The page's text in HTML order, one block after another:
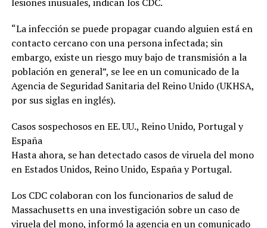
“La infección se puede propagar cuando alguien está en
contacto cercano con una persona infectada; sin
embargo, existe un riesgo muy bajo de transmisión a la
población en general”, se lee en un comunicado de la
Agencia de Seguridad Sanitaria del Reino Unido (UKHSA,
por sus siglas en inglés).
Casos sospechosos en EE. UU., Reino Unido, Portugal y
España
Hasta ahora, se han detectado casos de viruela del mono
en Estados Unidos, Reino Unido, España y Portugal.
Los CDC colaboran con los funcionarios de salud de
Massachusetts en una investigación sobre un caso de
viruela del mono, informó la agencia en un comunicado